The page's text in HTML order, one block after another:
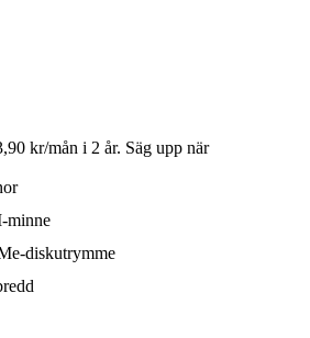
kr/mån i 2 år. Säg upp när
minne
diskutrymme